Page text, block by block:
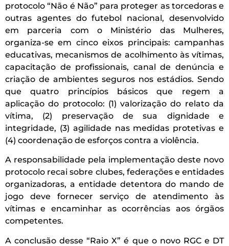
protocolo “Não é Não” para proteger as torcedoras e
outras agentes do futebol nacional, desenvolvido
em parceria com o Ministério das Mulheres,
organiza-se em cinco eixos principais: campanhas
educativas, mecanismos de acolhimento às vítimas,
capacitação de profissionais, canal de denúncia e
criação de ambientes seguros nos estádios. Sendo
que quatro princípios básicos que regem a
aplicação do protocolo: (1) valorização do relato da
vítima, (2) preservação de sua dignidade e
integridade, (3) agilidade nas medidas protetivas e
(4) coordenação de esforços contra a violência.
A responsabilidade pela implementação deste novo
protocolo recai sobre clubes, federações e entidades
organizadoras, a entidade detentora do mando de
jogo deve fornecer serviço de atendimento às
vítimas e encaminhar as ocorrências aos órgãos
competentes.
A conclusão desse “Raio X” é que o novo RGC e DT